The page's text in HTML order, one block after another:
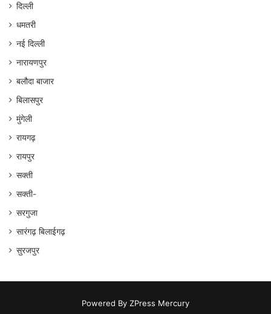
दिल्ली
धमतरी
नई दिल्ली
नारायणपुर
बलौदा बाजार
बिलासपुर
मुंगेली
रायगढ़
रायपुर
सक्ती
सक्ती-
सरगुजा
सारंगढ़ बिलाईगढ़
सुरजपुर
Powered By ZPress Mercury